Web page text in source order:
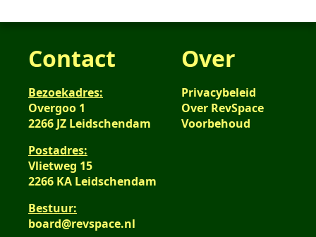
Contact
Bezoekadres:
Overgoo 1
2266 JZ Leidschendam
Postadres:
Vlietweg 15
2266 KA Leidschendam
Bestuur:
board@revspace.nl
Over
Privacybeleid
Over RevSpace
Voorbehoud